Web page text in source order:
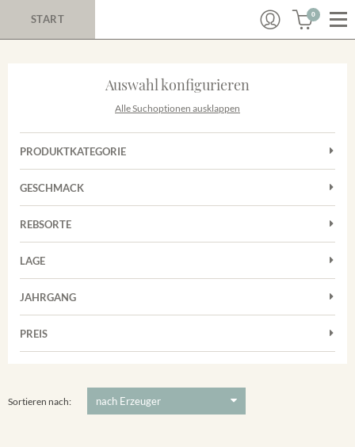
START 0
Auswahl konfigurieren
Alle Suchoptionen ausklappen
PRODUKTKATEGORIE
Cuvées
Sekt
Weißwein
GESCHMACK
Trocken
REBSORTE
Cuvée
Spätburgunder
LAGE
Merdinger Bühl
JAHRGANG
PREIS
Sortieren nach: